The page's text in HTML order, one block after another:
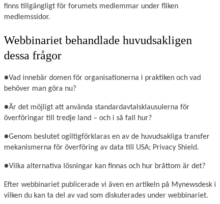
finns tillgängligt för forumets medlemmar under fliken
medlemssidor.
Webbinariet behandlade huvudsakligen
dessa frågor
●Vad innebär domen för organisationerna i praktiken och vad
behöver man göra nu?
●Är det möjligt att använda standardavtalsklausulerna för
överföringar till tredje land – och i så fall hur?
●Genom beslutet ogiltigförklaras en av de huvudsakliga transfer
mekanismerna för överföring av data till USA; Privacy Shield.
●Vilka alternativa lösningar kan finnas och hur bråttom är det?
Efter webbinariet publicerade vi även en artikeln på Mynewsdesk i
vilken du kan ta del av vad som diskuterades under webbinariet.